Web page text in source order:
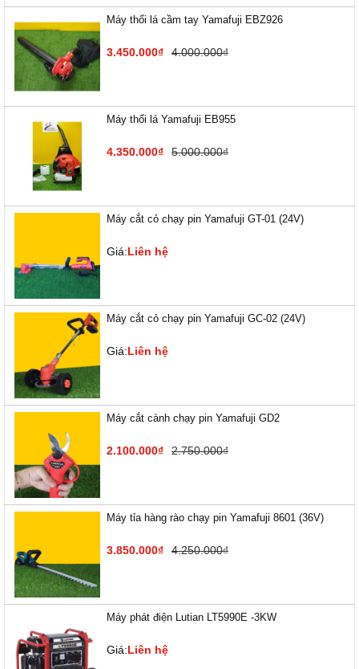
Máy thổi lá cầm tay Yamafuji EBZ926
3.450.000₫ 4.000.000₫
Máy thổi lá Yamafuji EB955
4.350.000₫ 5.000.000₫
Máy cắt cỏ chạy pin Yamafuji GT-01 (24V)
Giá:Liên hệ
Máy cắt cỏ chạy pin Yamafuji GC-02 (24V)
Giá:Liên hệ
Máy cắt cành chạy pin Yamafuji GD2
2.100.000₫ 2.750.000₫
Máy tỉa hàng rào chạy pin Yamafuji 8601 (36V)
3.850.000₫ 4.250.000₫
Máy phát điện Lutian LT5990E -3KW
Giá:Liên hệ